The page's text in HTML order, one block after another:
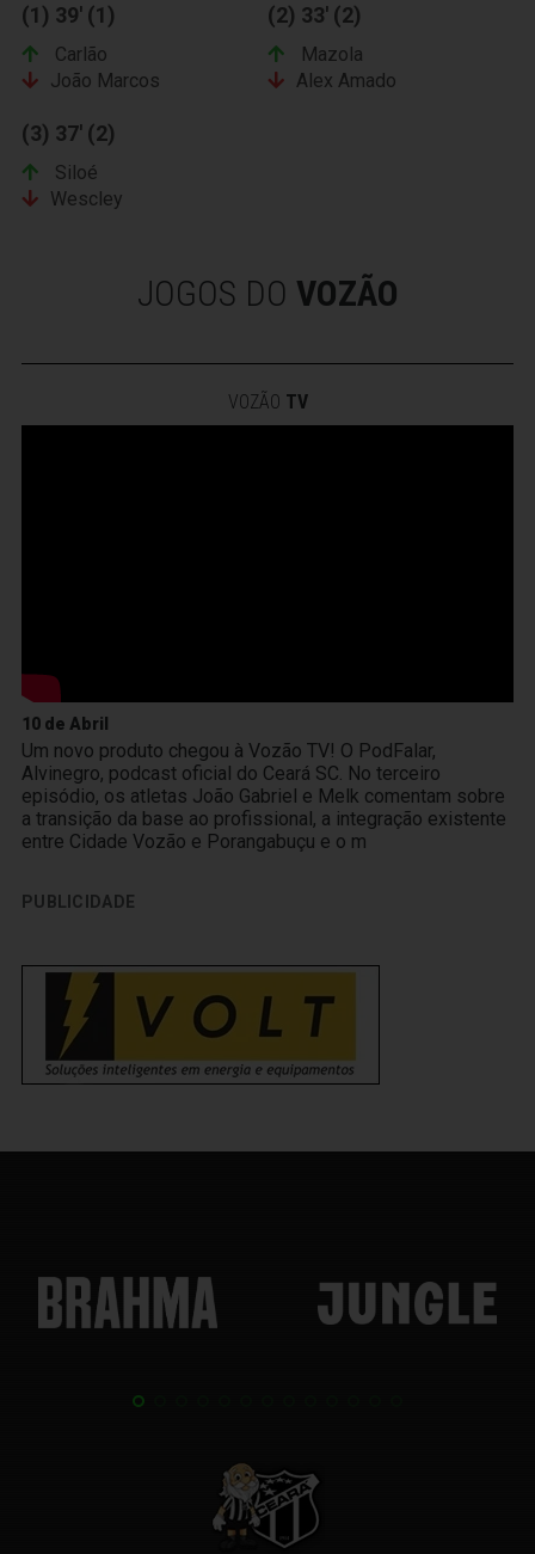
(1) 39' (1)
Carlão
João Marcos
(2) 33' (2)
Mazola
Alex Amado
(3) 37' (2)
Siloé
Wescley
JOGOS DO VOZÃO
VOZÃO TV
10 de Abril
Um novo produto chegou à Vozão TV! O PodFalar,
Alvinegro, podcast oficial do Ceará SC. No terceiro
episódio, os atletas João Gabriel e Melk comentam sobre
a transição da base ao profissional, a integração existente
entre Cidade Vozão e Porangabuçu e o m
PUBLICIDADE